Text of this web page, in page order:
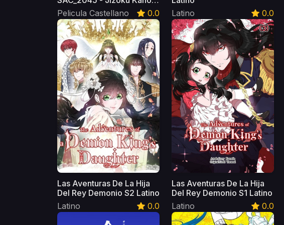
Sensou Castellano
Pelicula Castellano 0.0
Latino
0.0
Las Aventuras De La Hija
Del Rey Demonio S2 Latino
Latino
0.0
Las Aventuras De La Hija
Del Rey Demonio S1 Latino
Latino
0.0